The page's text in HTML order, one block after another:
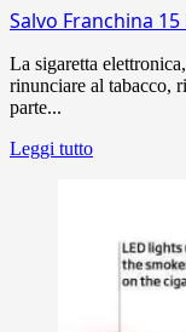
Salvo Franchina
La sigaretta
rinunciare al tabacco,
parte...
Leggi tutto